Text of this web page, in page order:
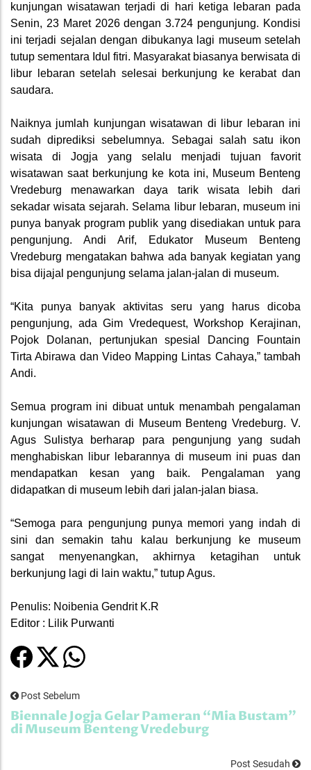
kunjungan wisatawan terjadi di hari ketiga lebaran pada
Senin, 23 Maret 2026 dengan 3.724 pengunjung. Kondisi
ini terjadi sejalan dengan dibukanya lagi museum setelah
tutup sementara Idul fitri. Masyarakat biasanya berwisata di
libur lebaran setelah selesai berkunjung ke kerabat dan
saudara.
Naiknya jumlah kunjungan wisatawan di libur lebaran ini
sudah diprediksi sebelumnya. Sebagai salah satu ikon
wisata di Jogja yang selalu menjadi tujuan favorit
wisatawan saat berkunjung ke kota ini, Museum Benteng
Vredeburg menawarkan daya tarik wisata lebih dari
sekadar wisata sejarah. Selama libur lebaran, museum ini
punya banyak program publik yang disediakan untuk para
pengunjung. Andi Arif, Edukator Museum Benteng
Vredeburg mengatakan bahwa ada banyak kegiatan yang
bisa dijajal pengunjung selama jalan-jalan di museum.
“Kita punya banyak aktivitas seru yang harus dicoba
pengunjung, ada Gim Vredequest, Workshop Kerajinan,
Pojok Dolanan, pertunjukan spesial Dancing Fountain
Tirta Abirawa dan Video Mapping Lintas Cahaya,” tambah
Andi.
Semua program ini dibuat untuk menambah pengalaman
kunjungan wisatawan di Museum Benteng Vredeburg. V.
Agus Sulistya berharap para pengunjung yang sudah
menghabiskan libur lebarannya di museum ini puas dan
mendapatkan kesan yang baik. Pengalaman yang
didapatkan di museum lebih dari jalan-jalan biasa.
“Semoga para pengunjung punya memori yang indah di
sini dan semakin tahu kalau berkunjung ke museum
sangat menyenangkan, akhirnya ketagihan untuk
berkunjung lagi di lain waktu,” tutup Agus.
Penulis: Noibenia Gendrit K.R
Editor : Lilik Purwanti
Post Sebelum
Biennale Jogja Gelar Pameran “Mia Bustam”
di Museum Benteng Vredeburg
Post Sesudah